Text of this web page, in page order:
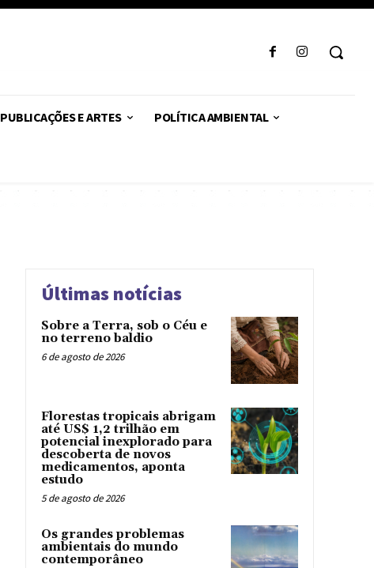
PUBLICAÇÕES E ARTES POLÍTICA AMBIENTAL
Últimas notícias
Sobre a Terra, sob o Céu e
no terreno baldio
6 de agosto de 2026
Florestas tropicais abrigam
até US$ 1,2 trilhão em
potencial inexplorado para
descoberta de novos
medicamentos, aponta
estudo
5 de agosto de 2026
Os grandes problemas
ambientais do mundo
contemporâneo